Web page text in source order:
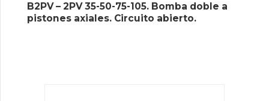
B2PV – 2PV 35-50-75-105. Bomba doble a
pistones axiales. Circuito abierto.